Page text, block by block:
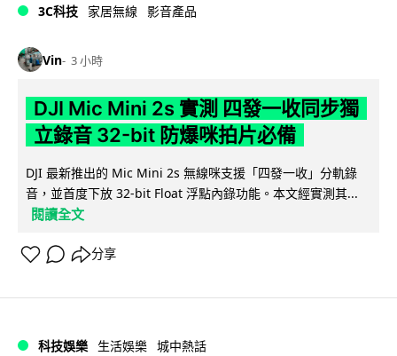
3C科技 家居無線 影音產品
Vin 3 小時
DJI Mic Mini 2s 實測 四發一收同步獨
立錄音 32-bit 防爆咪拍片必備
DJI 最新推出的 Mic Mini 2s 無線咪支援「四發一收」分軌錄
音，並首度下放 32-bit Float 浮點內錄功能。本文經實測其...
閱讀全文
分享
科技娛樂 生活娛樂 城中熱話